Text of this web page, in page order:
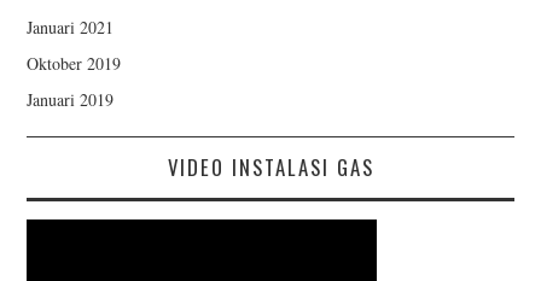
Januari 2021
Oktober 2019
Januari 2019
VIDEO INSTALASI GAS